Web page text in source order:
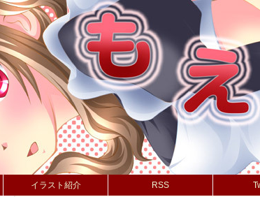
イラスト紹介 RSS